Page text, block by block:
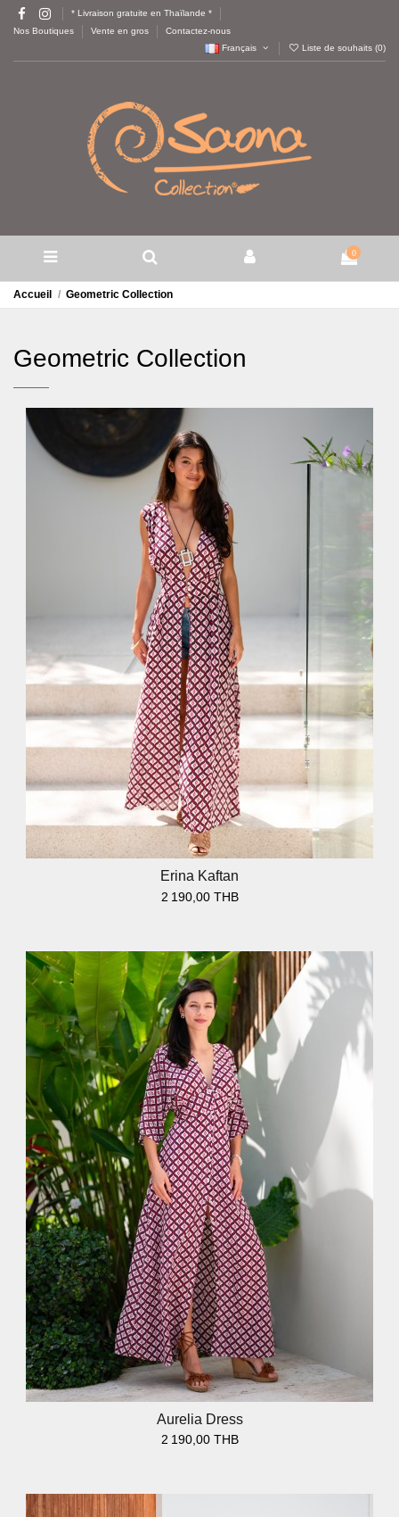
* Livraison gratuite en Thaïlande *
Nos Boutiques
Vente en gros
Contactez-nous
Français
Liste de souhaits (0)
0
Accueil Geometric Collection
Geometric Collection
Erina Kaftan
2 190,00 THB
Aurelia Dress
2 190,00 THB